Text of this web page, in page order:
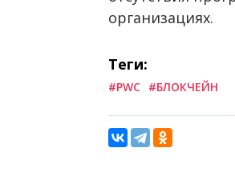
организациях.
Теги:
#PWC #БЛОКЧЕЙН